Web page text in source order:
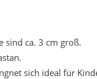
sind ca. 3 cm groß.
sich ideal für